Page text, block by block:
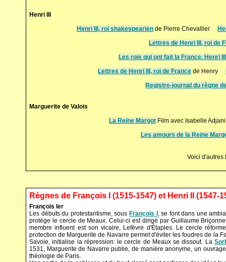
Henri III
Henri III, roi shakespearien de Pierre Chevallier
Lettres de Henri III, roi de
Les rois qui ont fait la France. Henri
Lettres de Henri III, roi de France de Henry
Registre-journal du règne
Marguerite de Valois
La Reine Margot Film avec Isabelle
Les amours de la Reine
Voici
Règnes de François I (1515-1547) et Henri II
François Ier
Les débuts du protestantisme, sous François I
, se font dans une
protège le cercle de Meaux. Celui-ci est dirigé par Guillaume
membre influent est son vicaire, Lefèvre d'Étaples. Le cercle
protection de Marguerite de Navarre permet d'éviter les foudres de la
Savoie, initialise la répression: le cercle de Meaux se dissout. La
1531, Marguerite de Navarre publie, de manière anonyme, un
théologie de Paris.